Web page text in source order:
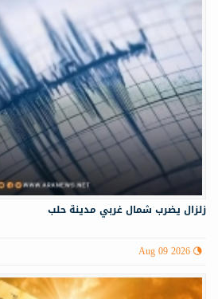
زلزال يضرب شمال غربي ‏مدينة حلب
Aug 09 2026